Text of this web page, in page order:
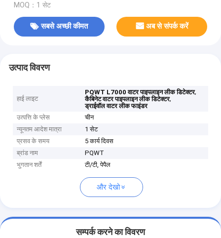
MOQ：1 सेट
सबसे अच्छी कीमत अब से संपर्क करें
उत्पाद विवरण
हाई लाइट
PQWT L7000 वाटर पाइपलाइन लीक डिटेक्टर,
कैबिनेट वाटर पाइपलाइन लीक डिटेक्टर,
ड्राईवॉल वाटर लीक फाइंडर
उत्पत्ति के प्लेस
चीन
न्यूनतम आदेश मात्रा
1 सेट
प्रसव के समय
5 कार्य दिवस
ब्रांड नाम
PQWT
भुगतान शर्तें
टी/टी, पेपैल
और देखो
सम्पर्क करने का विवरण